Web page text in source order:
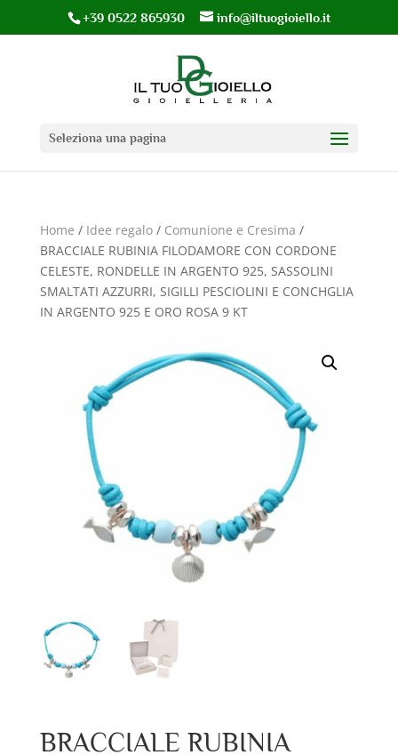
+39 0522 865930 info@iltuogioiello.it
Seleziona una pagina
Home / Idee regalo/ Comunione e Cresima /
BRACCIALE RUBINIA FILODAMORE CON CORDONE
CELESTE, RONDELLE IN ARGENTO 925, SASSOLINI
SMALTATI AZZURRI, SIGILLI PESCIOLINI E CONCHGLIA
IN ARGENTO 925 E ORO ROSA 9 KT
BRACCIALE RUBINIA